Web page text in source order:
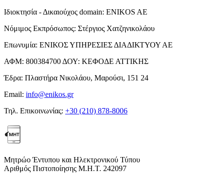
Ιδιοκτησία - Δικαιούχος domain: ENIKOS AE
Νόμιμος Εκπρόσωπος: Στέργιος Χατζηνικολάου
Επωνυμία: ΕΝΙΚΟΣ ΥΠΗΡΕΣΙΕΣ ΔΙΑΔΙΚΤΥΟΥ ΑΕ
ΑΦΜ: 800384700 ΔΟΥ: ΚΕΦΟΔΕ ΑΤΤΙΚΗΣ
Έδρα: Πλαστήρα Νικολάου, Μαρούσι, 151 24
Email: info@enikos.gr
Τηλ. Επικοινωνίας: +30 (210) 878-8006
Μητρώο Έντυπου και Ηλεκτρονικού Τύπου
Αριθμός Πιστοποίησης Μ.Η.Τ. 242097